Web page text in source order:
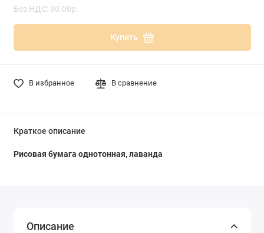
Без НДС: 90.00р.
Купить
В избранное В сравнение
Краткое описание
Рисовая бумага однотонная, лаванда
Описание